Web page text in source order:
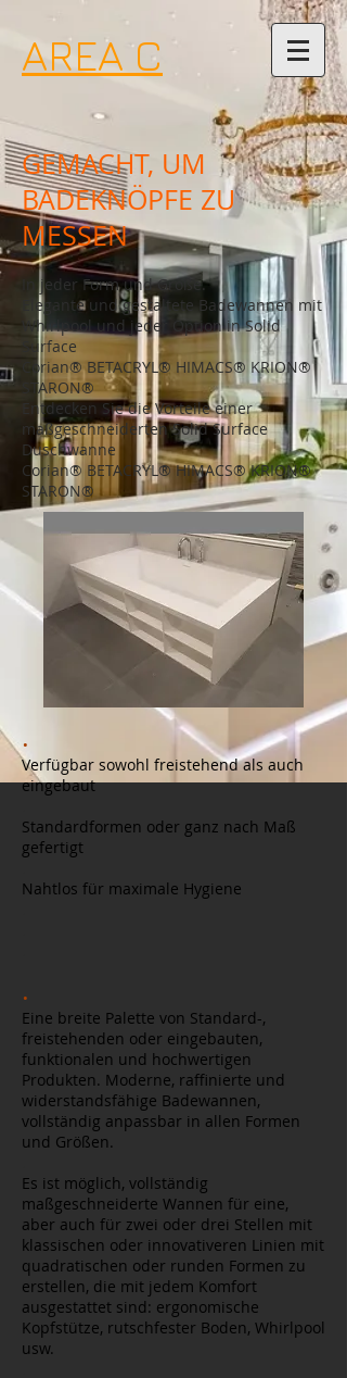
AREA C
GEMACHT, UM
BADEKNÖPFE ZU
MESSEN
In jeder Form und Größe.
Elegante und gestaltete Badewannen mit
Whirlpool und jeder Option in Solid
Surface
Corian® BETACRYL® HIMACS® KRION®
STARON®
Entdecken Sie die Vorteile einer
maßgeschneiderten Solid Surface
Duschwanne
Corian® BETACRYL® HIMACS® KRION®
STARON®
.
Verfügbar sowohl freistehend als auch
eingebaut
Standardformen oder ganz nach Maß
gefertigt
Nahtlos für maximale Hygiene
.
Eine breite Palette von Standard-,
freistehenden oder eingebauten,
funktionalen und hochwertigen
Produkten. Moderne, raffinierte und
widerstandsfähige Badewannen,
vollständig anpassbar in allen Formen
und Größen.
Es ist möglich, vollständig
maßgeschneiderte Wannen für eine,
aber auch für zwei oder drei Stellen mit
klassischen oder innovativeren Linien mit
quadratischen oder runden Formen zu
erstellen, die mit jedem Komfort
ausgestattet sind: ergonomische
Kopfstütze, rutschfester Boden, Whirlpool
usw.